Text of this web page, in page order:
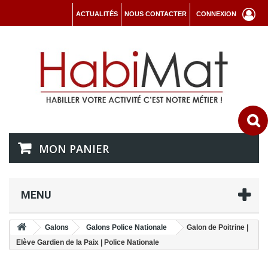
CONNEXION
NOUS CONTACTER
ACTUALITÉS
MON PANIER
MENU
Galons Galons Police Nationale
Galon de Poitrine |
Elève Gardien de la Paix | Police Nationale